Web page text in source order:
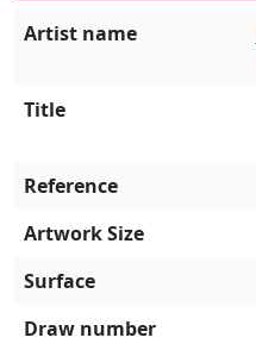
Artist name
Title
Reference
Artwork Size
Surface
Draw number